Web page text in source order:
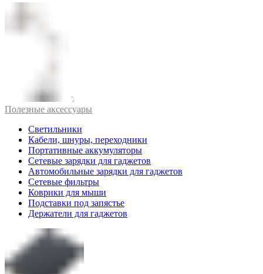
Полезные аксессуары
Светильники
Кабели, шнуры, переходники
Портативные аккумуляторы
Сетевые зарядки для гаджетов
Автомобильные зарядки для гаджетов
Сетевые фильтры
Коврики для мыши
Подставки под запястье
Держатели для гаджетов